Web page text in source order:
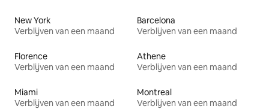
New York
Verblijven van een maand
Barcelona
Verblijven van een maand
Florence
Verblijven van een maand
Athene
Verblijven van een maand
Miami
Verblijven van een maand
Montreal
Verblijven van een maand